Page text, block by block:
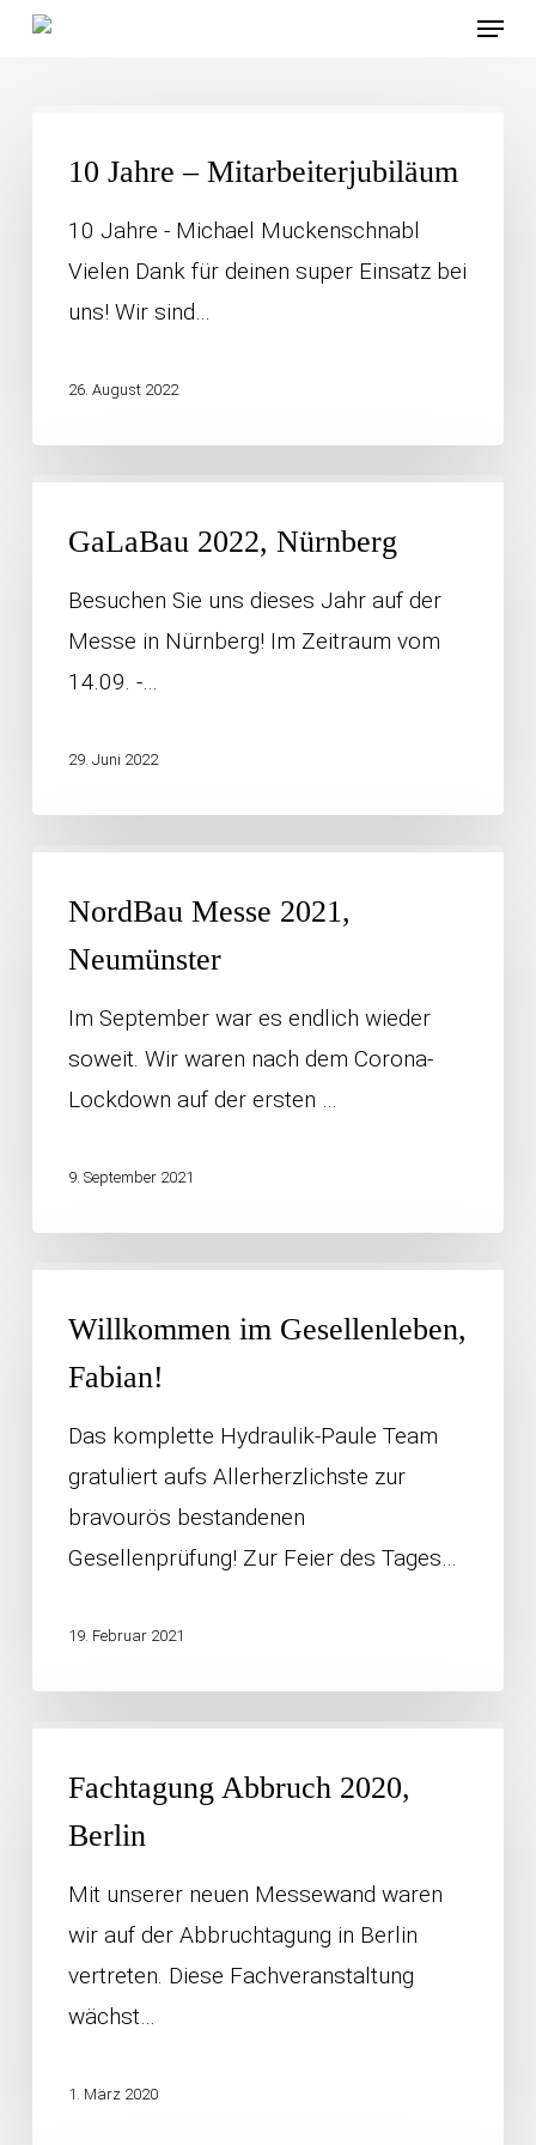
Skip
Menü
Jahre
Mitarbeiterjubiläum
10 Jahre – Mitarbeiterjubiläum
10 Jahre - Michael Muckenschnabl
Vielen Dank für deinen super Einsatz bei
uns! Wir sind…
26. August 2022
2022,GaLaBau 2022, Nürnberg
Besuchen Sie uns dieses Jahr auf der
Messe in Nürnberg! Im Zeitraum vom
14.09. -…
29. Juni 2022
Messe
2021,
NordBau Messe 2021,
Neumünster
Im September war es endlich wieder
soweit. Wir waren nach dem Corona-
Lockdown auf der ersten …
9. September 2021
Gesellenleben,
Willkommen im Gesellenleben,
Fabian!
Das komplette Hydraulik-Paule Team
gratuliert aufs Allerherzlichste zur
bravourös bestandenen
Gesellenprüfung! Zur Feier des Tages…
19. Februar 2021
Abbruch
2020,
Fachtagung Abbruch 2020,
Berlin
Mit unserer neuen Messewand waren
wir auf der Abbruchtagung in Berlin
vertreten. Diese Fachveranstaltung
wächst…
1. März 2020